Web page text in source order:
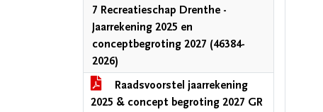
7 Recreatieschap Drenthe -
Jaarrekening 2025 en
conceptbegroting 2027 (46384-
2026)
Raadsvoorstel jaarrekening
2025 & concept begroting 2027 GR